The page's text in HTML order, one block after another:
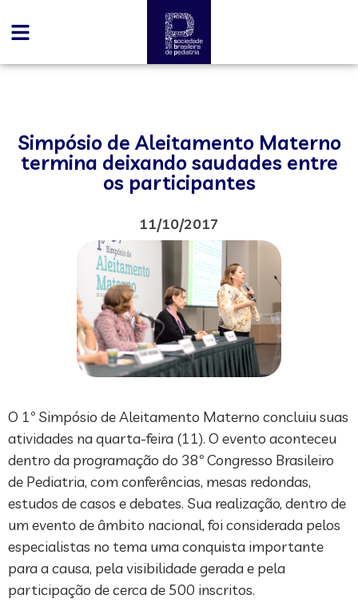
Simpósio de Aleitamento Materno
termina deixando saudades entre
os participantes
11/10/2017
O 1º Simpósio de Aleitamento Materno concluiu suas
atividades na quarta-feira (11). O evento aconteceu
dentro da programação do 38º Congresso Brasileiro
de Pediatria, com conferências, mesas redondas,
estudos de casos e debates. Sua realização, dentro de
um evento de âmbito nacional, foi considerada pelos
especialistas no tema uma conquista importante
para a causa, pela visibilidade gerada e pela
participação de cerca de 500 inscritos.